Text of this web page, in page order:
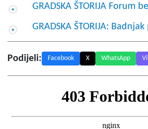
GRADSKA ŠTORIJA Forum
GRADSKA ŠTORIJA:
Podijeli: Facebook X WhatsApp